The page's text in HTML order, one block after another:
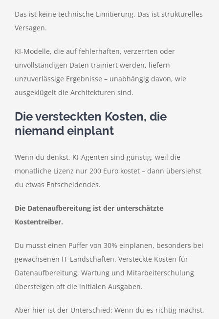
Das ist keine technische Limitierung. Das ist strukturelles
Versagen.
KI-Modelle, die auf fehlerhaften, verzerrten oder
unvollständigen Daten trainiert werden, liefern
unzuverlässige Ergebnisse – unabhängig davon, wie
ausgeklügelt die Architekturen sind.
Die versteckten Kosten, die
niemand einplant
Wenn du denkst, KI-Agenten sind günstig, weil die
monatliche Lizenz nur 200 Euro kostet – dann übersiehst
du etwas Entscheidendes.
Die Datenaufbereitung ist der unterschätzte
Kostentreiber.
Du musst einen Puffer von 30% einplanen, besonders bei
gewachsenen IT-Landschaften. Versteckte Kosten für
Datenaufbereitung, Wartung und Mitarbeiterschulung
übersteigen oft die initialen Ausgaben.
Aber hier ist der Unterschied: Wenn du es richtig machst,